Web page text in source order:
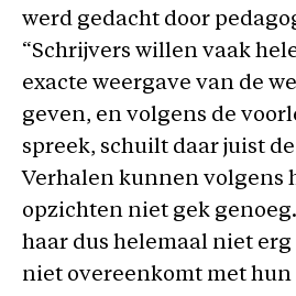
werd gedacht door
“Schrijvers willen vaak
exacte weergave van de
geven, en volgens de
spreek, schuilt daar juist
Verhalen kunnen volgens
opzichten niet gek
haar dus helemaal niet
niet overeenkomt met hun